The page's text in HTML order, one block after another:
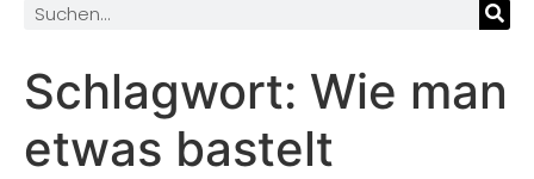
Schlagwort: Wie man
etwas bastelt